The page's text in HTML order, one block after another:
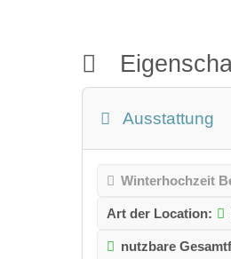
Ausstattung
Winterhochzeit
Art der Location:
nutzbare